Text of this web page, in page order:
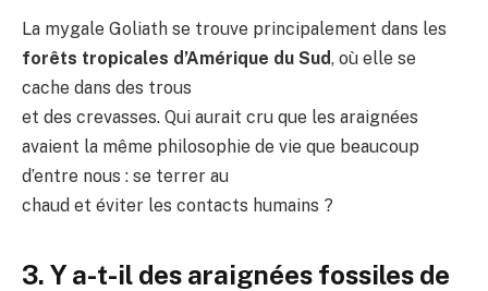
La mygale Goliath se trouve principalement dans les
forêts tropicales d’Amérique du Sud, où elle se
cache dans des trous
et des crevasses. Qui aurait cru que les araignées
avaient la même philosophie de vie que beaucoup
d’entre nous : se terrer au
chaud et éviter les contacts humains ?
3. Y a-t-il des araignées fossiles de